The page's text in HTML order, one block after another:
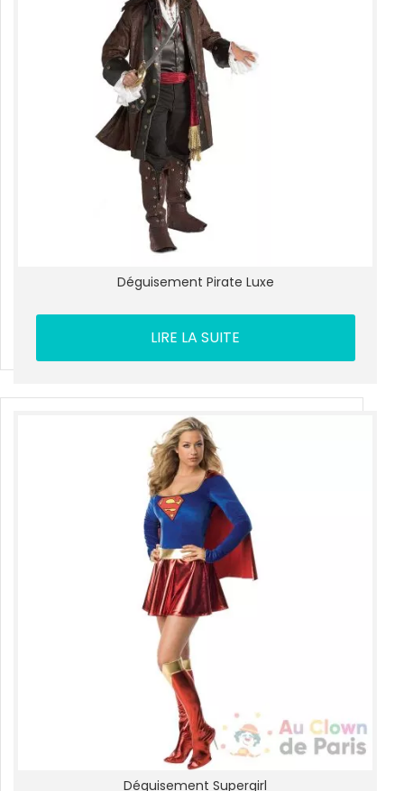
Déguisement Pirate Luxe
LIRE LA SUITE
Déguisement Supergirl